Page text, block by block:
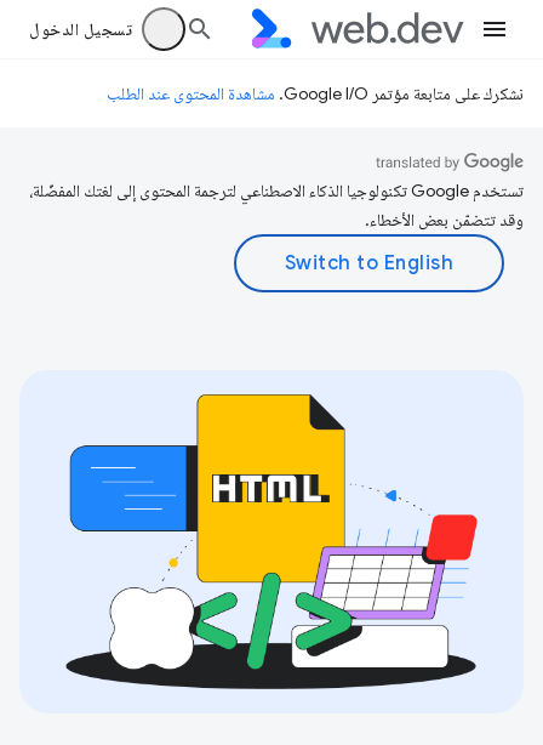
تسجيل الدخول
نشكرك على متابعة مؤتمر Google I/O. مشاهدة المحتوى عند الطلب
تستخدم Google تكنولوجيا الذكاء الاصطناعي لترجمة المحتوى إلى لغتك المفضّلة،
وقد تتضمّن بعض الأخطاء.